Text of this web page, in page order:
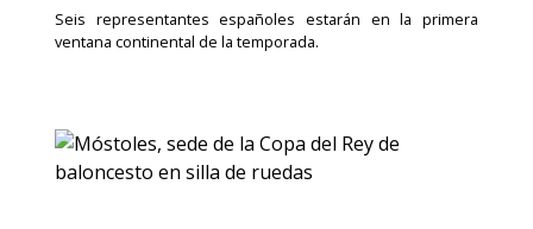
Seis representantes españoles estarán en la primera
ventana continental de la temporada.